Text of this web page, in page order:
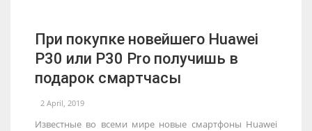
При покупке новейшего Huawei
P30 или P30 Pro получишь в
подарок смартчасы
2 April, 2019
Известные во всеми мире новые смартфоны Huawei